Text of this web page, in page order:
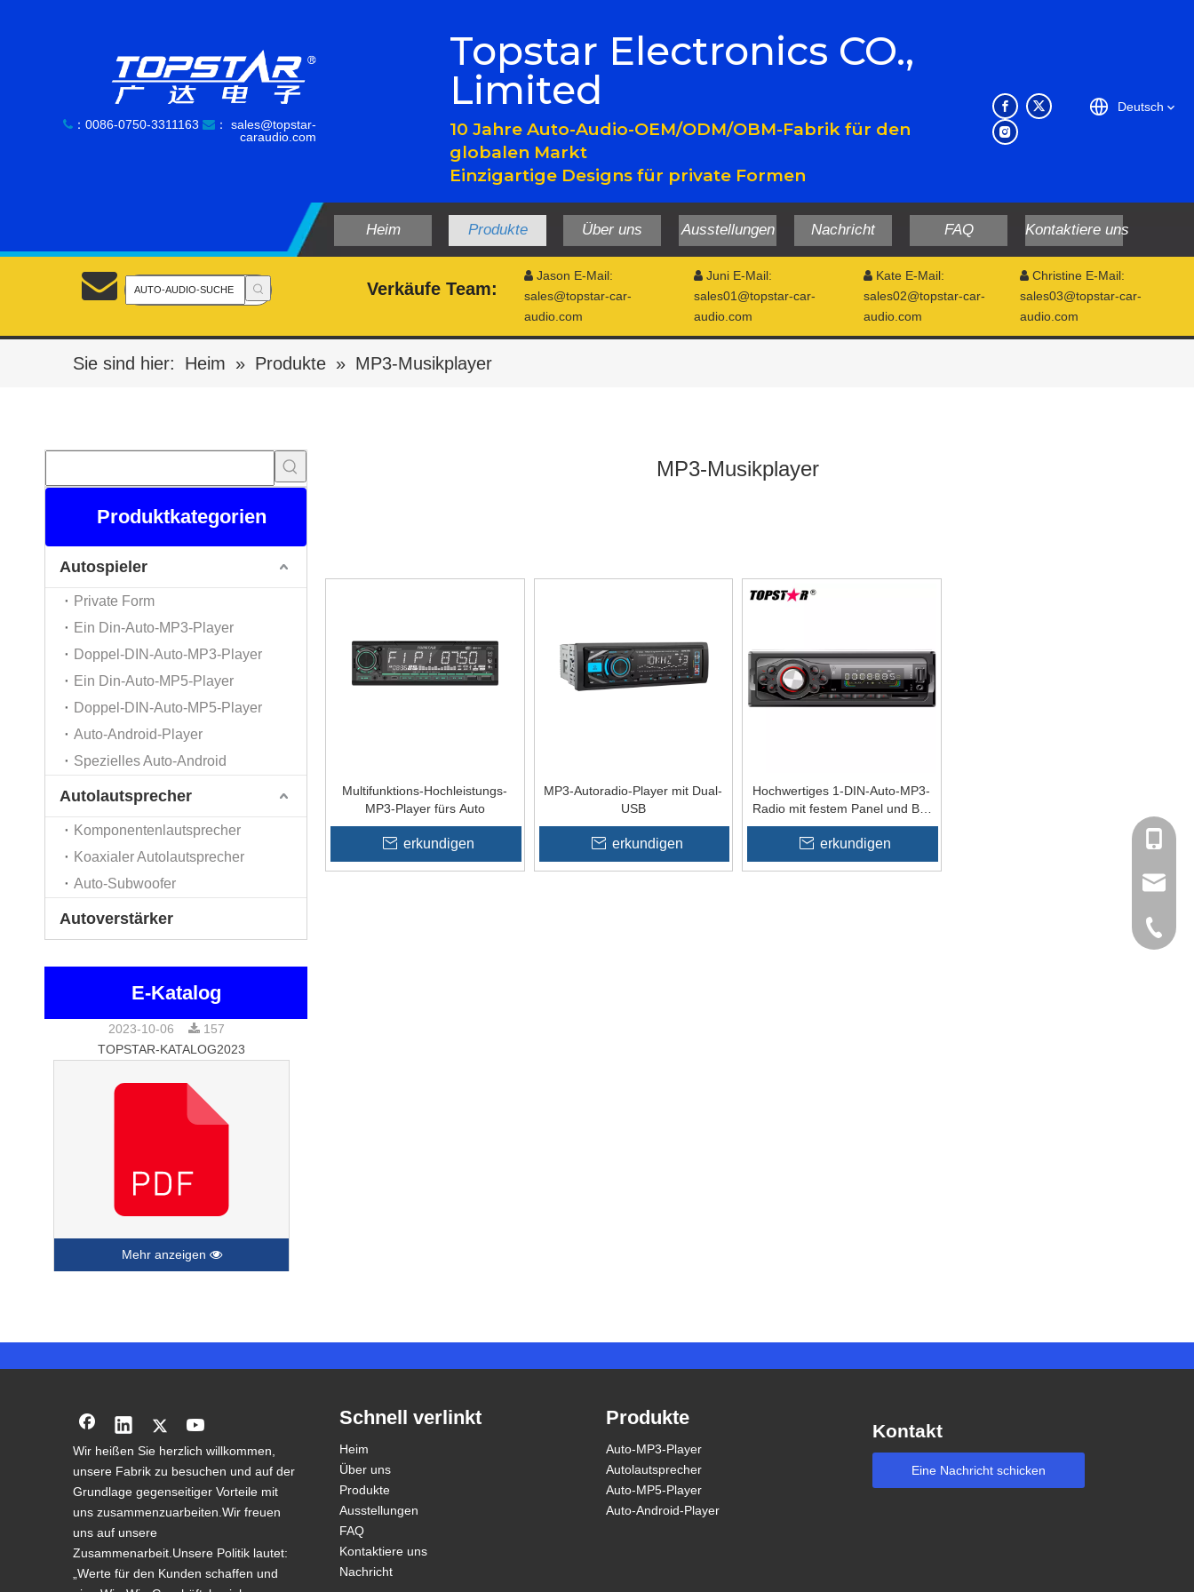
 ：0086-0750-3311163  ： sales@topstar-
caraudio.com
Topstar Electronics CO.,
Limited
10 Jahre Auto-Audio-OEM/ODM/OBM-Fabrik für den
globalen Markt
Einzigartige Designs für private Formen
Deutsch
Heim Produkte Über uns Ausstellungen Nachricht FAQ Kontaktiere uns
Verkäufe Team:
 Jason E-Mail:
sales@topstar-car-
audio.com
 Juni E-Mail:
sales01@topstar-car-
audio.com
 Kate E-Mail:
sales02@topstar-car-
audio.com
 Christine E-Mail:
sales03@topstar-car-
audio.com
Sie sind hier: Heim » Produkte » MP3-Musikplayer
Produktkategorien
Autospieler
Private Form
Ein Din-Auto-MP3-Player
Doppel-DIN-Auto-MP3-Player
Ein Din-Auto-MP5-Player
Doppel-DIN-Auto-MP5-Player
Auto-Android-Player
Spezielles Auto-Android
Autolautsprecher
Komponentenlautsprecher
Koaxialer Autolautsprecher
Auto-Subwoofer
Autoverstärker
E-Katalog
2023-10-06
157
TOPSTAR-KATALOG2023
Mehr anzeigen
MP3-Musikplayer
Multifunktions-Hochleistungs-
MP3-Player fürs Auto
erkundigen
MP3-Autoradio-Player mit Dual-
USB
erkundigen
Hochwertiges 1-DIN-Auto-MP3-
Radio mit festem Panel und BT-
Funktion
erkundigen
Wir heißen Sie herzlich willkommen,
unsere Fabrik zu besuchen und auf der
Grundlage gegenseitiger Vorteile mit
uns zusammenzuarbeiten.Wir freuen
uns auf unsere
Zusammenarbeit.Unsere Politik lautet:
„Werte für den Kunden schaffen und
Schnell verlinkt
Heim
Über uns
Produkte
Ausstellungen
FAQ
Kontaktiere uns
Nachricht
Produkte
Auto-MP3-Player
Autolautsprecher
Auto-MP5-Player
Auto-Android-Player
Kontakt
Eine Nachricht schicken
0086-